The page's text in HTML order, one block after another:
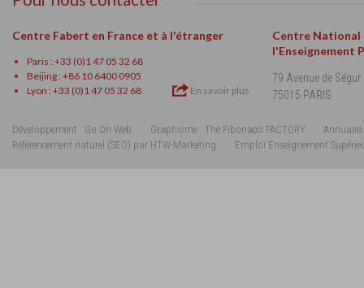
Centre Fabert en France et à l'étranger
Paris : +33 (0)1 47 05 32 68
Beijing : +86 10 6400 0905
Lyon : +33 (0)1 47 05 32 68
En savoir plus
Centre National
l'Enseignement
79 Avenue de Ségur
75015 PARIS
Développement : Go On Web Graphisme : The Fibonacci FACTORY
Annuaire
Référencement naturel (SEO) par HTW-Marketing
Emploi Enseignement